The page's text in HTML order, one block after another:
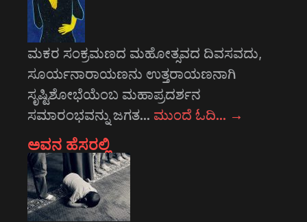
ಮಕರ ಸಂಕ್ರಮಣದ ಮಹೋತ್ಸವದ ದಿವಸವದು,
ಸೂರ್ಯನಾರಾಯಣನು ಉತ್ತರಾಯಣನಾಗಿ
ಸೃಷ್ಟಿಶೋಭೆಯೆಂಬ ಮಹಾಪ್ರದರ್ಶನ
ಸಮಾರಂಭವನ್ನು ಜಗತ… ಮುಂದೆ ಓದಿ… →
ಅವನ ಹೆಸರಲ್ಲಿ